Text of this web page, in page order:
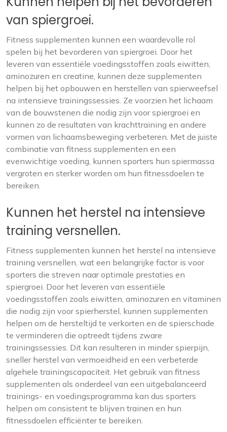
van spiergroei.
Fitness supplementen kunnen een waardevolle rol
spelen bij het bevorderen van spiergroei. Door het
leveren van essentiële voedingsstoffen zoals eiwitten,
aminozuren en creatine, kunnen deze supplementen
helpen bij het opbouwen en herstellen van spierweefsel
na intensieve trainingssessies. Ze voorzien het lichaam
van de bouwstenen die nodig zijn voor spiergroei en
kunnen zo de resultaten van krachttraining en andere
vormen van lichaamsbeweging verbeteren. Met de juiste
combinatie van fitness supplementen en een
evenwichtige voeding, kunnen sporters hun spiermassa
vergroten en sterker worden om hun fitnessdoelen te
bereiken.
Kunnen het herstel na intensieve
training versnellen.
Fitness supplementen kunnen het herstel na intensieve
training versnellen, wat een belangrijke factor is voor
sporters die streven naar optimale prestaties en
spiergroei. Door het leveren van essentiële
voedingsstoffen zoals eiwitten, aminozuren en vitaminen
die nodig zijn voor spierherstel, kunnen supplementen
helpen om de hersteltijd te verkorten en de spierschade
te verminderen die optreedt tijdens zware
trainingssessies. Dit kan resulteren in minder spierpijn,
sneller herstel van vermoeidheid en een verbeterde
algehele trainingscapaciteit. Het gebruik van fitness
supplementen als onderdeel van een uitgebalanceerd
trainings- en voedingsprogramma kan dus sporters
helpen om consistent te blijven trainen en hun
fitnessdoelen efficiënter te bereiken.